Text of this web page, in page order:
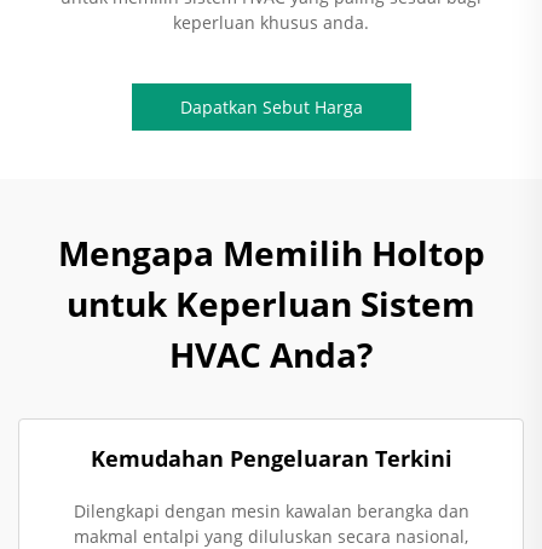
keperluan khusus anda.
Dapatkan Sebut Harga
Mengapa Memilih Holtop
untuk Keperluan Sistem
HVAC Anda?
Kemudahan Pengeluaran Terkini
Dilengkapi dengan mesin kawalan berangka dan
makmal entalpi yang diluluskan secara nasional,